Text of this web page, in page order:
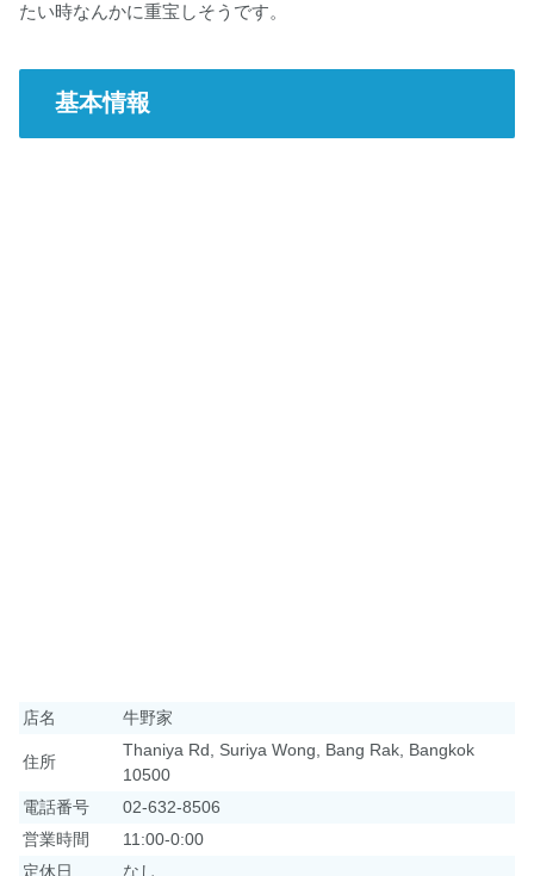
たい時なんかに重宝しそうです。
基本情報
店名 牛野家
住所
Thaniya Rd, Suriya Wong, Bang Rak, Bangkok
10500
電話番号
02-632-8506
営業時間
11:00-0:00
定休日
なし